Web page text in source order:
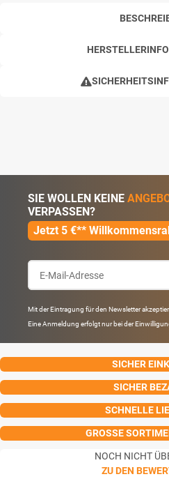
SIE WOLLEN KEINE
VERPASSEN?
Jetzt 5 €**
Mit der Eintragung für den Newsletter
Eine Anmeldung erfolgt nur bei der
SICHER
SICHER
SCHNELLE
GROSSE
NOCH NICHT
ZU DEN